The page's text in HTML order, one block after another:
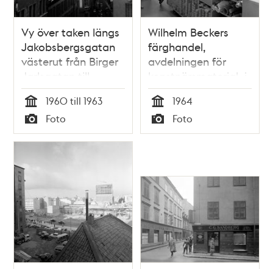
Vy över taken längs
Jakobsbergsgatan
västerut från Birger
Jarlsgatan till
Malmskillnadsgatan.
Höghusen i kv.
Beridarbanan i
fonden
Tid
1960 till 1963
Typ
Foto
Wilhelm Beckers
färghandel,
avdelningen för
konstnärsmaterial, i
fjärde höghuset
Tid
1964
Typ
Foto